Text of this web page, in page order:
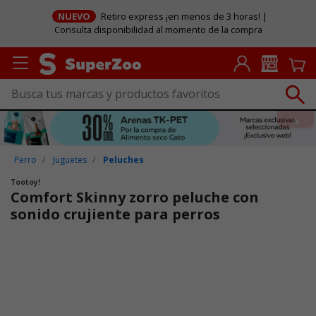
NUEVO
Retiro express ¡en menos de 3 horas! |
Consulta disponibilidad al momento de la compra
Perro Juguetes Peluches
Tootoy!
Comfort Skinny zorro peluche con
sonido crujiente para perros